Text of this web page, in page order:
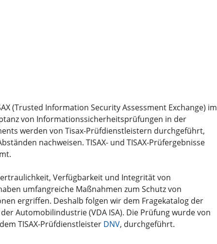
(Trusted Information Security Assessment Exchange) im
von Informationssicherheitsprüfungen in der
werden von Tisax-Prüfdienstleistern durchgeführt,
nachweisen. TISAX- und TISAX-Prüfergebnisse
Verfügbarkeit und Integrität von
umfangreiche Maßnahmen zum Schutz von
ergriffen. Deshalb folgen wir dem Fragekatalog der
Automobilindustrie (VDA ISA). Die Prüfung wurde von
TISAX-Prüfdienstleister DNV, durchgeführt.